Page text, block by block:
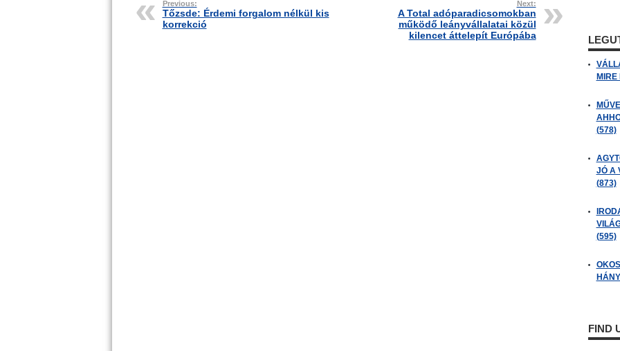
Previous:
Tőzsde: Érdemi forgalom nélkül kis
korrekció
Next:
A Total adóparadicsomokban
működő leányvállalatai közül
kilencet áttelepít Európába
MIRE
(578)
JÓ A
(873)
(595)
FIND